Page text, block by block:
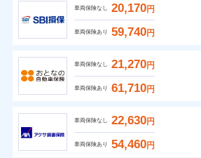
車両保険なし 20,170円
車両保険あり 59,740円
車両保険なし 21,270円
車両保険あり 61,710円
車両保険なし 22,630円
車両保険あり 54,460円